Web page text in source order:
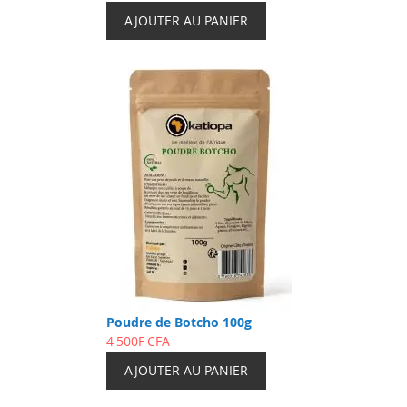
AJOUTER AU PANIER
Poudre de Botcho 100g
4 500F CFA
AJOUTER AU PANIER